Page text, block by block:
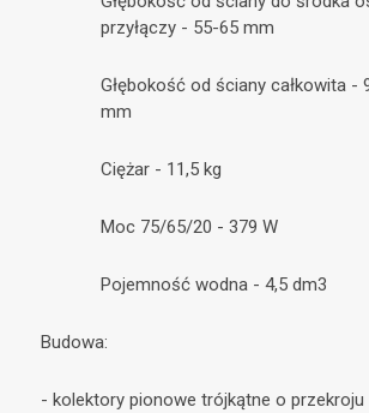
przyłączy - 55-65 mm
Głębokość od ściany całkowita -
mm
Ciężar - 11,5 kg
Moc 75/65/20 - 379 W
Pojemność wodna - 4,5 dm3
Budowa:
- kolektory pionowe trójkątne o przekroju